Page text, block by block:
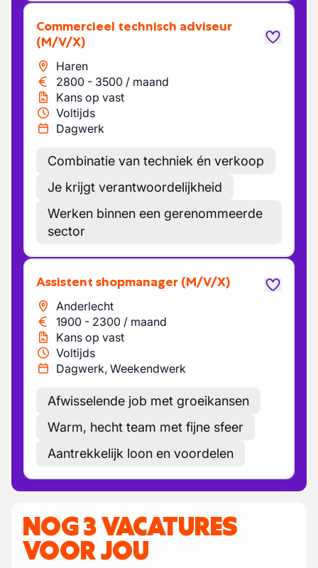
Commercieel technisch adviseur
(M/V/X)
Haren
2800 - 3500 / maand
Kans op vast
Voltijds
Dagwerk
Combinatie van techniek én verkoop
Je krijgt verantwoordelijkheid
Werken binnen een gerenommeerde
sector
Assistent shopmanager (M/V/X)
Anderlecht
1900 - 2300 / maand
Kans op vast
Voltijds
Dagwerk, Weekendwerk
Afwisselende job met groeikansen
Warm, hecht team met fijne sfeer
Aantrekkelijk loon en voordelen
NOG 3 VACATURES
VOOR JOU